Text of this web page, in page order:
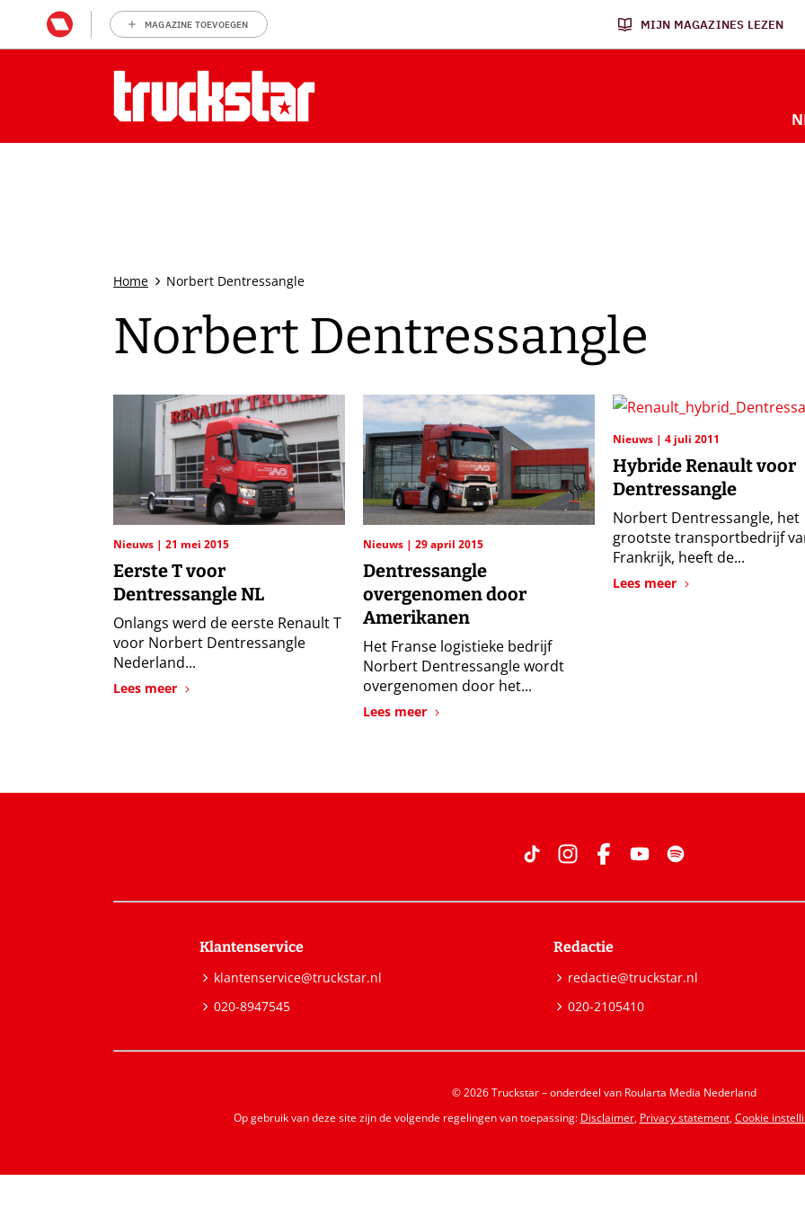
MAGAZINE TOEVOEGEN MIJN MAGAZINES LEZEN
Home Norbert Dentressangle
Norbert Dentressangle
Nieuws 21 mei 2015
Eerste T voor
Dentressangle NL
Onlangs werd de eerste Renault T
voor Norbert Dentressangle
Nederland...
Lees meer
Nieuws 29 april 2015
Dentressangle
overgenomen door
Amerikanen
Het Franse logistieke bedrijf
Norbert Dentressangle wordt
overgenomen door het...
Lees meer
Nieuws 4 juli 2011
Hybride Renault voor
Dentressangle
Norbert Dentressangle, het
grootste transportbedrijf
Frankrijk, heeft de...
Lees meer
Klantenservice
klantenservice@truckstar.nl
020-8947545
Redactie
redactie@truckstar.nl
020-2105410
© 2026 Truckstar – onderdeel van Roularta Media Nederland
Op gebruik van deze site zijn de volgende regelingen van toepassing: Disclaimer, Privacy statement,Cookie